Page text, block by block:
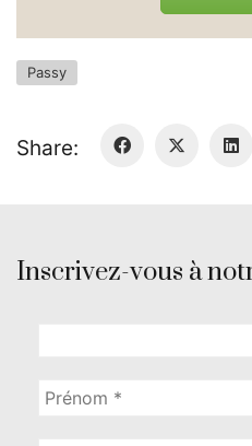
Passy
Share:
Inscrivez-vous à